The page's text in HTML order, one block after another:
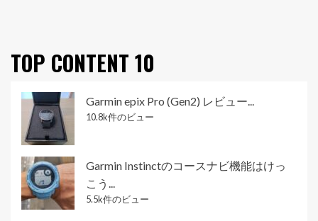
TOP CONTENT 10
Garmin epix Pro (Gen2) レビュー...
10.8k件のビュー
Garmin Instinctのコースナビ機能はけっ
こう...
5.5k件のビュー